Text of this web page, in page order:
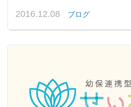
2016.12.08 ブログ